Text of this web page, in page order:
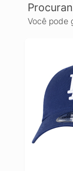
Você pode